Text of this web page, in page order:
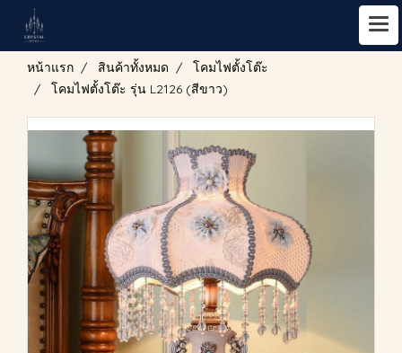
หน้าแรก สินค้าทั้งหมด
โคมไฟตั้งโต๊ะ
โคมไฟตั้งโต๊ะ รุ่น L2126 (สีขาว)